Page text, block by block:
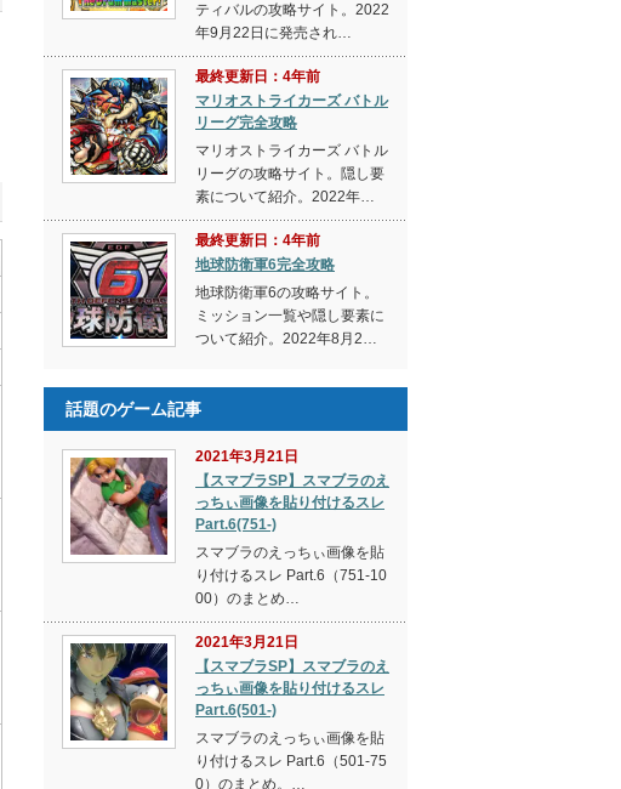
ティバルの攻略サイト。2022
年9月22日に発売され…
最終更新日：4年前
マリオストライカーズ バトル
リーグ完全攻略
マリオストライカーズ バトル
リーグの攻略サイト。隠し要
素について紹介。2022年…
最終更新日：4年前
地球防衛軍6完全攻略
地球防衛軍6の攻略サイト。
ミッション一覧や隠し要素に
ついて紹介。2022年8月2…
話題のゲーム記事
2021年3月21日
【スマブラSP】スマブラのえ
っちぃ画像を貼り付けるスレ
Part.6(751-)
スマブラのえっちぃ画像を貼
り付けるスレ Part.6（751-10
00）のまとめ…
2021年3月21日
【スマブラSP】スマブラのえ
っちぃ画像を貼り付けるスレ
Part.6(501-)
スマブラのえっちぃ画像を貼
り付けるスレ Part.6（501-75
0）のまとめ。…